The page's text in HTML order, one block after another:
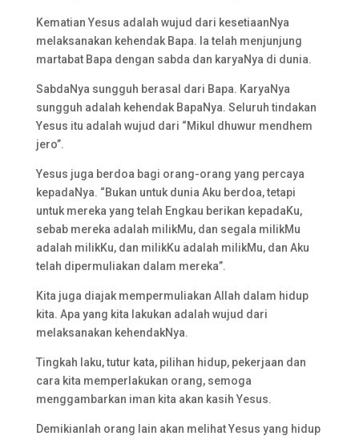
Kematian Yesus adalah wujud dari kesetiaanNya
melaksanakan kehendak Bapa. Ia telah menjunjung
martabat Bapa dengan sabda dan karyaNya di dunia.
SabdaNya sungguh berasal dari Bapa. KaryaNya
sungguh adalah kehendak BapaNya. Seluruh tindakan
Yesus itu adalah wujud dari “Mikul dhuwur mendhem
jero”.
Yesus juga berdoa bagi orang-orang yang percaya
kepadaNya. “Bukan untuk dunia Aku berdoa, tetapi
untuk mereka yang telah Engkau berikan kepadaKu,
sebab mereka adalah milikMu, dan segala milikMu
adalah milikKu, dan milikKu adalah milikMu, dan Aku
telah dipermuliakan dalam mereka”.
Kita juga diajak mempermuliakan Allah dalam hidup
kita. Apa yang kita lakukan adalah wujud dari
melaksanakan kehendakNya.
Tingkah laku, tutur kata, pilihan hidup, pekerjaan dan
cara kita memperlakukan orang, semoga
menggambarkan iman kita akan kasih Yesus.
Demikianlah orang lain akan melihat Yesus yang hidup